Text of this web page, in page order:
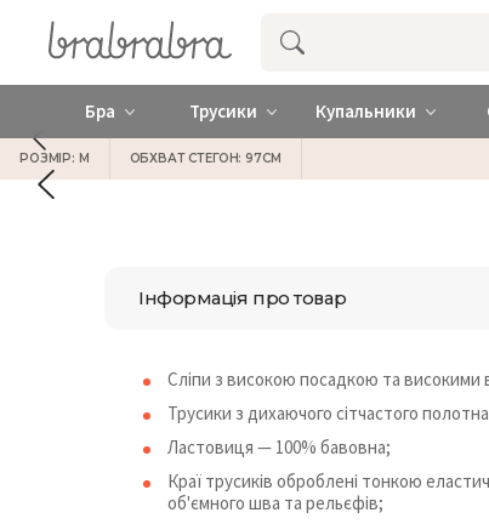
Купити нижню жіночу
Бра Трусики Купальники
РОЗМІР: M ОБХВАТ СТЕГОН: 97СМ
Інформація про товар
Сліпи з високою посадкою та високими
Трусики з дихаючого сітчастого
Ластовиця — 100% бавовна;
Краї трусиків оброблені тонкою
об'ємного шва та рельєфів;